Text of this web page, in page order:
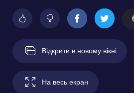
Відкрити в новому вікні
На весь екран